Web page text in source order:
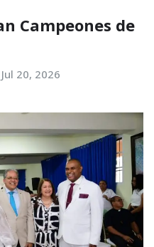
Campeones de
Jul 20, 2026